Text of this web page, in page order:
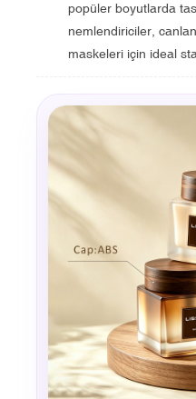
popüler boyutlarda
nemlendiriciler,
maskeleri için ideal